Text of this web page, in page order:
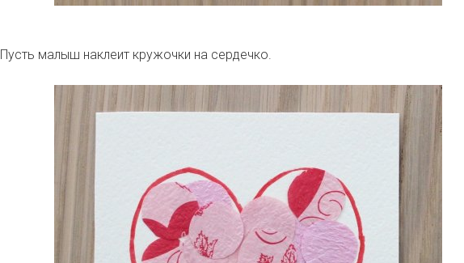
Пусть малыш наклеит кружочки на сердечко.